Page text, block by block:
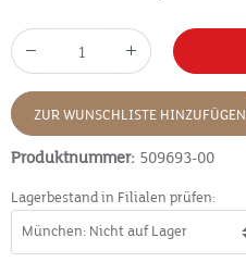
ZUR WUNSCHLISTE HINZUFÜGEN
Produktnummer: 509693-00
Lagerbestand in Filialen prüfen: